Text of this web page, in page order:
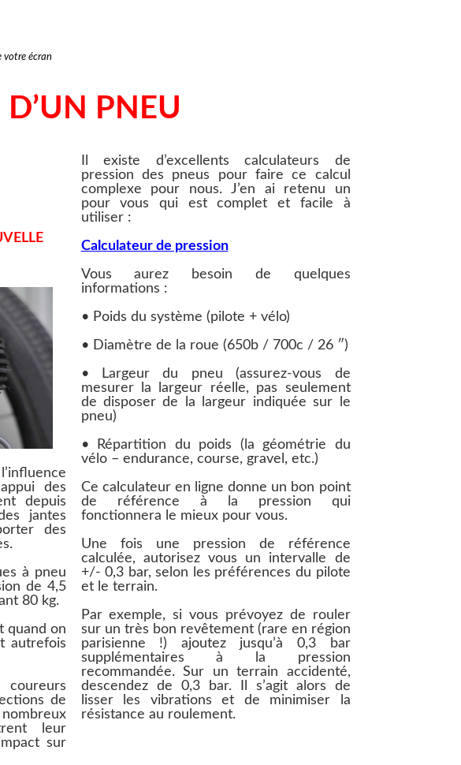
votre écran
PNEU
des
depuis
jantes
des
à pneu
de 4,5
80 kg.
quand on
autrefois
de
leur
sur
Il existe d’excellents calculateurs de
pression des pneus pour faire ce calcul
complexe pour nous. J’en ai retenu un
pour vous qui est complet et facile à
utiliser :
Calculateur de pression
Vous aurez besoin de quelques
informations :
• Poids du système (pilote + vélo)
• Diamètre de la roue (650b / 700c / 26 ″)
• Largeur du pneu (assurez-vous de
mesurer la largeur réelle, pas seulement
de disposer de la largeur indiquée sur le
pneu)
• Répartition du poids (la géométrie du
vélo – endurance, course, gravel, etc.)
Ce calculateur en ligne donne un bon point
de référence à la pression qui
fonctionnera le mieux pour vous.
Une fois une pression de référence
calculée, autorisez vous un intervalle de
+/- 0,3 bar, selon les préférences du pilote
et le terrain.
Par exemple, si vous prévoyez de rouler
sur un très bon revêtement (rare en région
parisienne !) ajoutez jusqu’à 0,3 bar
supplémentaires à la pression
recommandée. Sur un terrain accidenté,
descendez de 0,3 bar. Il s’agit alors de
lisser les vibrations et de minimiser la
résistance au roulement.